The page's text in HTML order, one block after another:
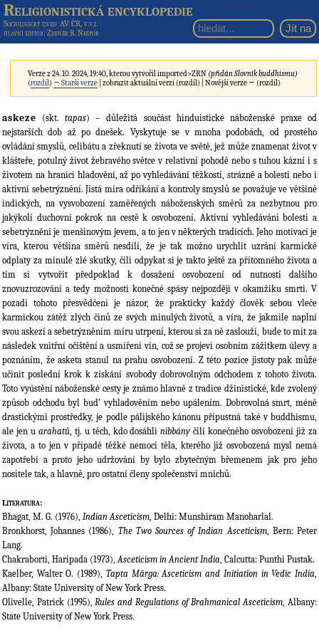
Religionistická encyklopedie
Sociologický ústav AV ČR, v.v.i.
hlavní editor: Zdeněk R. Nešpor
Verze z 24. 10. 2024, 19:40, kterou vytvořilimported>ZRN (přidán Slovník buddhismu)
(rozdíl) ← Starší verze | zobrazit aktuální verzi (rozdíl) | Novější verze → (rozdíl)
askeze (skt.tapas) – důležitá součást hinduistické náboženské praxe od
nejstarších dob až po dnešek. Vyskytuje se v mnoha podobách, od prostého
ovládání smyslů, celibátu a zřeknutí se života ve světě, jež může znamenat život v
klášteře, potulný život žebravého světce v relativní pohodě nebo s tuhou kázní i s
životem na hranici hladovění, až po vyhledávání těžkostí, strázně a bolesti nebo i
aktivní sebetrýznění. Jistá míra odříkání a kontroly smyslů se považuje ve většině
indických, na vysvobození zaměřených náboženských směrů za nezbytnou pro
jakýkoli duchovní pokrok na cestě k osvobození. Aktivní vyhledávání bolesti a
sebetrýznění je menšinovým jevem, a to jen v některých tradicích. Jeho motivací je
víra, kterou většina směrů nesdílí, že je tak možno urychlit uzrání karmické
odplaty za minulé zlé skutky, čili odpykat si je takto ještě za přítomného života a
tím si vytvořit předpoklad k dosažení osvobození od nutnosti dalšího
znovuzrozování a tedy možnosti konečné spásy nejpozději v okamžiku smrti. V
pozadí tohoto přesvědčení je názor, že prakticky každý člověk sebou vleče
karmickou zátěž zlých činů ze svých minulých životů, a víra, že jakmile naplní
svou askezí a sebetrýzněním míru utrpení, kterou si za ně zaslouží, bude to mít za
následek vnitřní očištění a usmíření vin, což se projeví osobním zážitkem úlevy a
poznáním, že asketa stanul na prahu osvobození. Z této pozice jistoty pak může
učinit poslední krok k získání svobody dobrovolným odchodem z tohoto života.
Toto vyústění náboženské cesty je známo hlavně z tradice džinistické, kde zvolený
způsob odchodu byl bud’ vyhladověním nebo upálením. Dobrovolná smrt, méně
drastickými prostředky, je podle pálijského kánonu přípustná také v buddhismu,
ale jen u arahatů, tj. u těch, kdo dosáhlinibbány čili konečného osvobození již za
života, a to jen v případě těžké nemoci těla, kterého již osvobozená mysl nemá
zapotřebí a proto jeho udržování by bylo zbytečným břemenem jak pro jeho
nositele tak, a hlavně, pro ostatní členy společenství mnichů.
Literatura:
Bhagat, M. G. (1976), Indian Asceticism, Delhi: Munshiram Manoharlal.
Bronkhorst, Johannes (1986), The Two Sources of Indian Asceticism, Bern: Peter
Lang.
Chakraborti, Haripada (1973),Asceticism in Ancient India, Calcutta: Punthi Pustak.
Kaelber, Walter O. (1989), Tapta Mārga: Asceticism and Initiation in Vedic India,
Albany: State University of New York Press.
Olivelle, Patrick (1995),Rules and Regulations of Brahmanical Asceticism, Albany:
State University of New York Press.